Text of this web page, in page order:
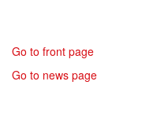
Go to front page
Go to news page